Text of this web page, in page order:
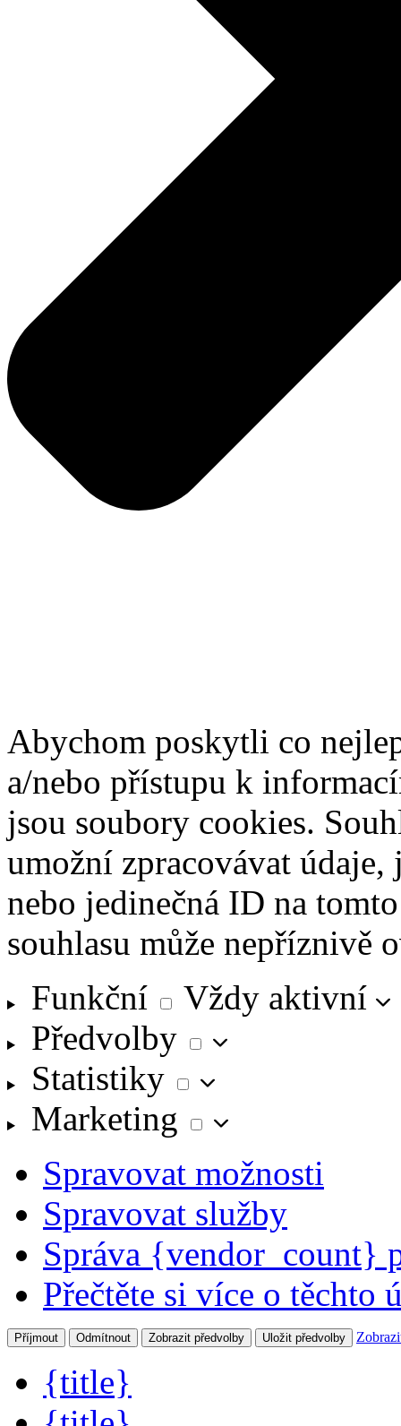
Abychom poskytli co
a/nebo přístupu k
jsou soubory cookies.
umožní zpracovávat
nebo jedinečná ID na
souhlasu může nepříznivě
Funkční
Funkční
Vždy aktivní
Předvolby
Statistiky
Marketing
Spravovat možnosti
Spravovat služby
Správa {vendor_count}
Přečtěte si více o těchto
Příjmout Odmítnout Zobrazit předvolby Uložit předvolby
{title}